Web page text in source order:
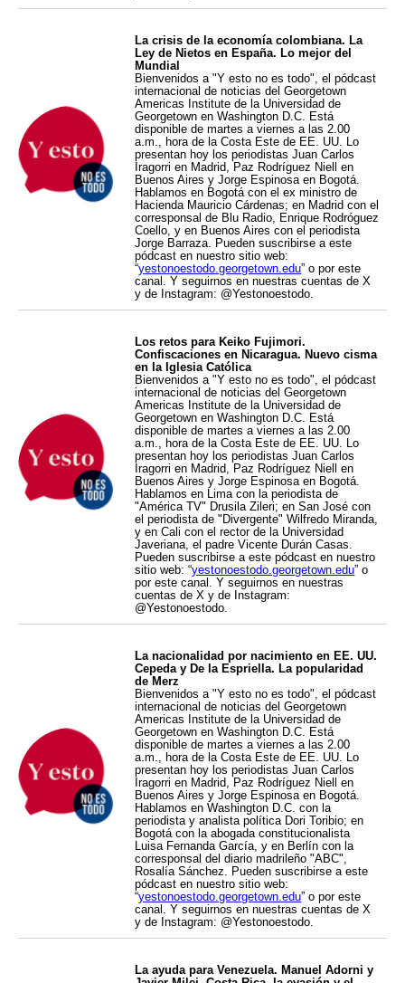
La crisis de la economía colombiana. La
Ley de Nietos en España. Lo mejor del
Mundial
Bienvenidos a "Y esto no es todo", el pódcast
internacional de noticias del Georgetown
Americas Institute de la Universidad de
Georgetown en Washington D.C. Está
disponible de martes a viernes a las 2.00
a.m., hora de la Costa Este de EE. UU. Lo
presentan hoy los periodistas Juan Carlos
Iragorri en Madrid, Paz Rodríguez Niell en
Buenos Aires y Jorge Espinosa en Bogotá.
Hablamos en Bogotá con el ex ministro de
Hacienda Mauricio Cárdenas; en Madrid con el
corresponsal de Blu Radio, Enrique Rodróguez
Coello, y en Buenos Aires con el periodista
Jorge Barraza. Pueden suscribirse a este
pódcast en nuestro sitio web:
“yestonoestodo.georgetown.edu” o por este
canal. Y seguirnos en nuestras cuentas de X
y de Instagram: @Yestonoestodo.
Los retos para Keiko Fujimori.
Confiscaciones en Nicaragua. Nuevo cisma
en la Iglesia Católica
Bienvenidos a "Y esto no es todo", el pódcast
internacional de noticias del Georgetown
Americas Institute de la Universidad de
Georgetown en Washington D.C. Está
disponible de martes a viernes a las 2.00
a.m., hora de la Costa Este de EE. UU. Lo
presentan hoy los periodistas Juan Carlos
Iragorri en Madrid, Paz Rodríguez Niell en
Buenos Aires y Jorge Espinosa en Bogotá.
Hablamos en Lima con la periodista de
"América TV" Drusila Zileri; en San José con
el periodista de "Divergente" Wilfredo Miranda,
y en Cali con el rector de la Universidad
Javeriana, el padre Vicente Durán Casas.
Pueden suscribirse a este pódcast en nuestro
sitio web: “yestonoestodo.georgetown.edu” o
por este canal. Y seguirnos en nuestras
cuentas de X y de Instagram:
@Yestonoestodo.
La nacionalidad por nacimiento en EE. UU.
Cepeda y De la Espriella. La popularidad
de Merz
Bienvenidos a "Y esto no es todo", el pódcast
internacional de noticias del Georgetown
Americas Institute de la Universidad de
Georgetown en Washington D.C. Está
disponible de martes a viernes a las 2.00
a.m., hora de la Costa Este de EE. UU. Lo
presentan hoy los periodistas Juan Carlos
Iragorri en Madrid, Paz Rodríguez Niell en
Buenos Aires y Jorge Espinosa en Bogotá.
Hablamos en Washington D.C. con la
periodista y analista política Dori Toribio; en
Bogotá con la abogada constitucionalista
Luisa Fernanda García, y en Berlín con la
corresponsal del diario madrileño "ABC",
Rosalía Sánchez. Pueden suscribirse a este
pódcast en nuestro sitio web:
“yestonoestodo.georgetown.edu” o por este
canal. Y seguirnos en nuestras cuentas de X
y de Instagram: @Yestonoestodo.
La ayuda para Venezuela. Manuel Adorni y